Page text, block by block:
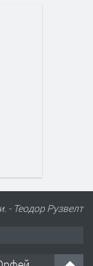
- Теодор Рузвелт